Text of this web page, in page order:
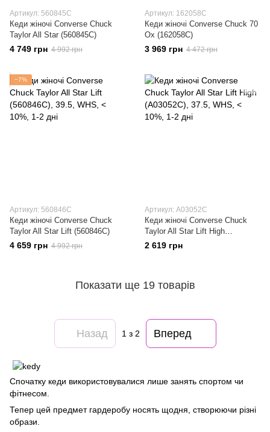
Артикул: 560845C
Кеди жіночі Converse Chuck
Taylor All Star (560845C)
4 749 грн 4 992 грн
Артикул: 162058C
Кеди жіночі Converse Chuck 70
Ox (162058C)
3 969 грн 4 472 грн
−7%
Артикул: 560846C
Кеди жіночі Converse Chuck
Taylor All Star Lift (560846C)
4 659 грн 4 992 грн
Артикул: A03052C
Кеди жіночі Converse Chuck
Taylor All Star Lift High
(A03052C)
2 619 грн
Показати ще 19 товарів
Назад 1 з 2 Вперед
Спочатку кеди використовувалися лише занять спортом чи
фітнесом.
Тепер цей предмет гардеробу носять щодня, створюючи різні
образи.